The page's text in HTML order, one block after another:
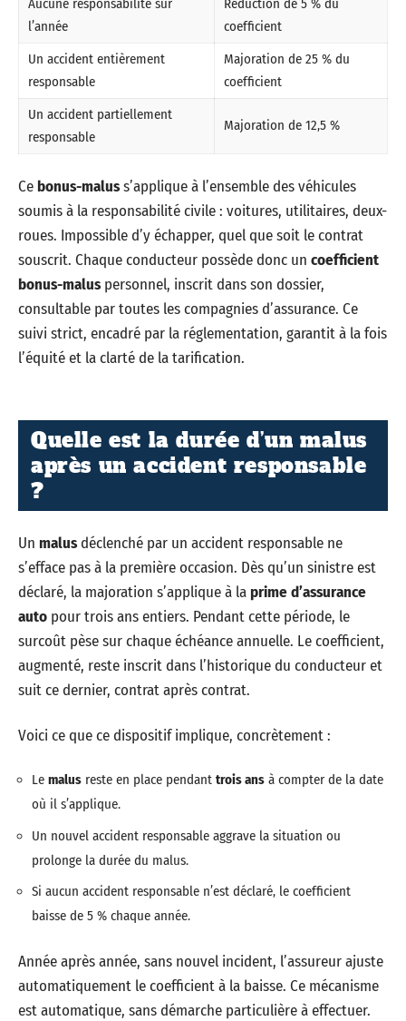
l’année
coefficient
Un accident entièrement
responsable
Majoration de 25 % du
coefficient
Un accident partiellement
responsable
Majoration de 12,5 %
Ce bonus-maluss’applique à l’ensemble des véhicules
soumis à la responsabilité civile : voitures, utilitaires, deux-
roues. Impossible d’y échapper, quel que soit le contrat
souscrit. Chaque conducteur possède donc un coefficient
bonus-maluspersonnel, inscrit dans son dossier,
consultable par toutes les compagnies d’assurance. Ce
suivi strict, encadré par la réglementation, garantit à la fois
l’équité et la clarté de la tarification.
Quelle est la durée d’un malus
après un accident responsable
?
Un malusdéclenché par un accident responsable ne
s’efface pas à la première occasion. Dès qu’un sinistre est
déclaré, la majoration s’applique à laprime d’assurance
auto pour trois ans entiers. Pendant cette période, le
surcoût pèse sur chaque échéance annuelle. Le coefficient,
augmenté, reste inscrit dans l’historique du conducteur et
suit ce dernier, contrat après contrat.
Voici ce que ce dispositif implique, concrètement :
Le malus reste en place pendant trois ans à compter de la date
où il s’applique.
Un nouvel accident responsable aggrave la situation ou
prolonge la durée du malus.
Si aucun accident responsable n’est déclaré, le coefficient
baisse de 5 % chaque année.
Année après année, sans nouvel incident, l’assureur ajuste
automatiquement le coefficient à la baisse. Ce mécanisme
est automatique, sans démarche particulière à effectuer.